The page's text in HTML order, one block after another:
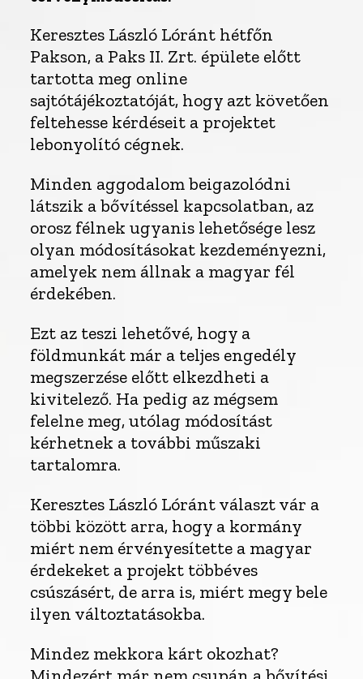
Keresztes László Lóránt hétfőn
Pakson, a Paks II. Zrt. épülete előtt
tartotta meg online
sajtótájékoztatóját, hogy azt követően
feltehesse kérdéseit a projektet
lebonyolító cégnek.
Minden aggodalom beigazolódni
látszik a bővítéssel kapcsolatban, az
orosz félnek ugyanis lehetősége lesz
olyan módosításokat kezdeményezni,
amelyek nem állnak a magyar fél
érdekében.
Ezt az teszi lehetővé, hogy a
földmunkát már a teljes engedély
megszerzése előtt elkezdheti a
kivitelező. Ha pedig az mégsem
felelne meg, utólag módosítást
kérhetnek a további műszaki
tartalomra.
Keresztes László Lóránt választ vár a
többi között arra, hogy a kormány
miért nem érvényesítette a magyar
érdekeket a projekt többéves
csúszásért, de arra is, miért megy bele
ilyen változtatásokba.
Mindez mekkora kárt okozhat?